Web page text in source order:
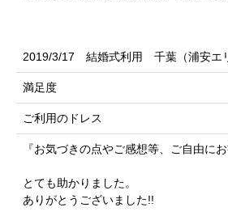
2019/3/17 結婚式利用 千葉（浦安エ
満足度
ご利用のドレス
『お気づきの点やご感想等、ご自由に
とても助かりました。
ありがとうございました!!